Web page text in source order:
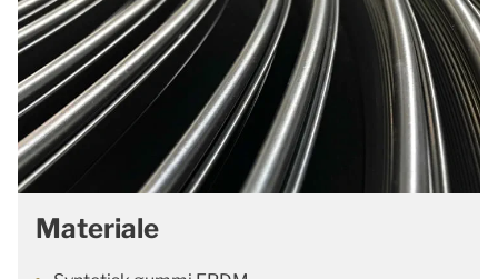
Materiale